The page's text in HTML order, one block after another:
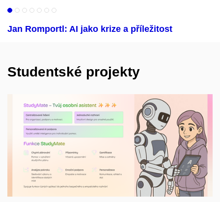
Jan Romportl: AI jako krize a příležitost
Studentské projekty